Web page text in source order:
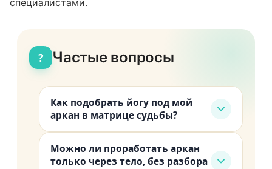
? Частые вопросы
Как подобрать йогу под мой
аркан в матрице судьбы?
и тот, что в минусе в важной
Можно ли проработать аркан
только через тело, без разбора